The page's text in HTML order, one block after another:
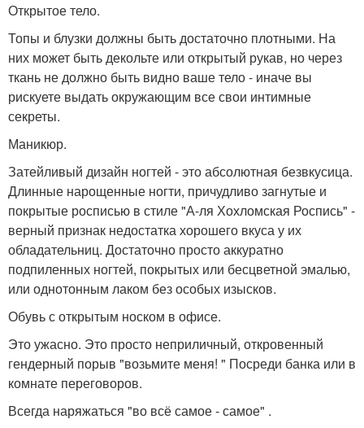
Открытое тело.
Топы и блузки должны быть достаточно плотными. На
них может быть декольте или открытый рукав, но через
ткань не должно быть видно ваше тело - иначе вы
рискуете выдать окружающим все свои интимные
секреты.
Маникюр.
Затейливый дизайн ногтей - это абсолютная безвкусица.
Длинные нарощенные ногти, причудливо загнутые и
покрытые росписью в стиле "А-ля Хохломская Роспись" -
верный признак недостатка хорошего вкуса у их
обладательниц. Достаточно просто аккуратно
подпиленных ногтей, покрытых или бесцветной эмалью,
или однотонным лаком без особых изысков.
Обувь с открытым носком в офисе.
Это ужасно. Это просто неприличный, откровенный
гендерный порыв "возьмите меня! " Посреди банка или в
комнате переговоров.
Всегда наряжаться "во всё самое - самое" .